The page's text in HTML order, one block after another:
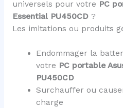
universels pour votre PC
Essential PU450CD?
Les imitations ou produits
Endommager la
votre PC portable
PU450CD
Surchauffer ou
charge